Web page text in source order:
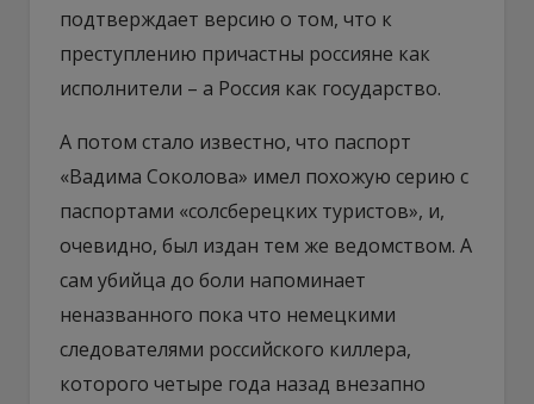
подтверждает версию о том, что к
преступлению причастны россияне как
исполнители – а Россия как государство.
А потом стало известно, что паспорт
«Вадима Соколова» имел похожую серию с
паспортами «солсберецких туристов», и,
очевидно, был издан тем же ведомством. А
сам убийца до боли напоминает
неназванного пока что немецкими
следователями российского киллера,
которого четыре года назад внезапно